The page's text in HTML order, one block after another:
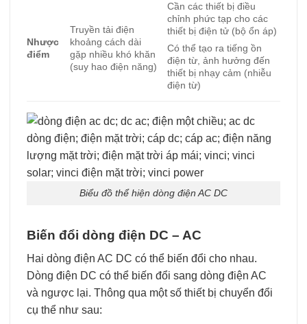
Nhược
điểm
Truyền tải điện
khoảng cách dài
gặp nhiều khó khăn
(suy hao điện năng)
Cần các thiết bị điều
chỉnh phức tạp cho các
thiết bị điện tử (bộ ổn áp)
Có thể tạo ra tiếng ồn
điện từ, ảnh hưởng đến
thiết bị nhạy cảm (nhiễu
điện từ)
Biểu đồ thể hiện dòng điện AC DC
Biến đổi dòng điện DC – AC
Hai dòng điện AC DC có thể biến đổi cho nhau.
Dòng điện DC có thể biến đổi sang dòng điện AC
và ngược lại. Thông qua một số thiết bị chuyển đổi
cụ thể như sau: